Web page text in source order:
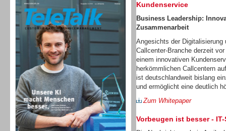
Inbound
Kundenservice
Business Leadership:
Zusammenarbeit
Angesichts der
Callcenter-Branche derzeit
einem innovativen
herkömmlichen Callcentern
ist deutschlandweit bislang
und ermöglicht eine deutlich
Zum Whitepaper
Vorbeugen ist besser -